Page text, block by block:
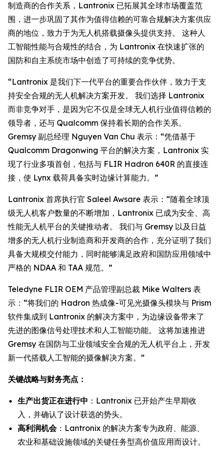
制造商的合作关系，Lantronix 已拓展其全球市场覆盖范
围，进一步巩固了其作为值得信赖的可靠合规解决方案供应
商的地位，致力于为无人机搭载摄像头提供支持。 这种人
工智能性能与合规性的结合，为 Lantronix 在快速扩张的
国防和自主系统市场中创造了可持续的竞争优势。
“Lantronix 是我们下一代平台的重要合作伙伴，致力于支
持安全合规的无人机解决方案开发。 我们选择 Lantronix
而非竞争对手，是因为它不仅是全球无人机行业值得信赖的
领导者，还与 Qualcomm 保持着长期的合作关系。
Gremsy 副总经理 Nguyen Van Chu 表示：“凭借基于
Qualcomm Dragonwing 平台的解决方案，Lantronix 实
现了行业多项首创，包括与 FLIR Hadron 640R 的直接连
接，使 Lynx 载荷具备实时边缘计算能力。”
Lantronix 首席执行官 Saleel Awsare 表示：“随着全球顶
级无人机客户数量的不断增加，Lantronix 已成为安全、高
性能无人机平台的关键推动者。 我们与 Gremsy 以及日益
增多的无人机行业制造商和开发商的合作，充分证明了我们
具备大规模交付能力，同时能够满足政府和国防应用领域中
严格的 NDAA 和 TAA 规范。”
Teledyne FLIR OEM 产品管理副总裁 Mike Walters 表
示：“将我们的 Hadron 热成像-可见光摄像头模块与 Prism
软件集成到 Lantronix 的解决方案中，为边缘设备带来了
先进的图像信号处理技术和人工智能功能。 这将加速推进
Gremsy 在国防与工业领域安全合规的无人机平台上，开发
新一代搭载人工智能的摄像解决方案。”
关键战略与财务亮点：
生产出货正在进行中 ：Lantronix 已开始产生早期收
入，并确认了设计获选的势头。
高利润机会：Lantronix 的解决方案专为政府、能源、
农业和基础设施领域的关键任务型高价值应用而设计。